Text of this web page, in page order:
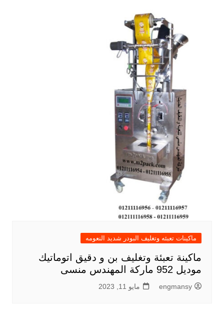
ماكينات تعبئه وتغليف البودر شديد النعومه
ماكينة تعبئة وتغليف بن و دقيق اتوماتيك
موديل 952 ماركة المهندس منسى
engmansy مايو 11, 2023